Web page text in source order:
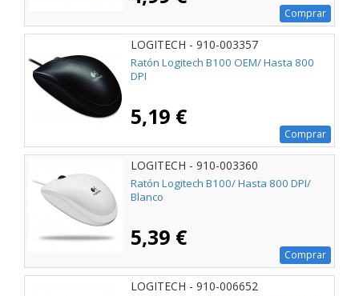
Comprar
LOGITECH - 910-003357
Ratón Logitech B100 OEM/ Hasta 800
DPI
5,19 €
Comprar
LOGITECH - 910-003360
Ratón Logitech B100/ Hasta 800 DPI/
Blanco
5,39 €
Comprar
LOGITECH - 910-006652